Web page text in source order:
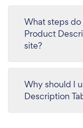
What steps
Product
site?
Why should I
Description